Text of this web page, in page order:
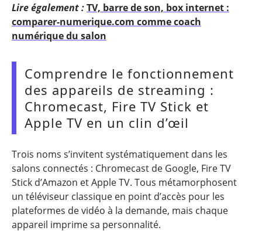
Lire également :TV, barre de son, box internet :
comparer-numerique.com comme coach
numérique du salon
Comprendre le fonctionnement
des appareils de streaming :
Chromecast, Fire TV Stick et
Apple TV en un clin d’œil
Trois noms s’invitent systématiquement dans les
salons connectés : Chromecast de Google, Fire TV
Stick d’Amazon et Apple TV. Tous métamorphosent
un téléviseur classique en point d’accès pour les
plateformes de vidéo à la demande, mais chaque
appareil imprime sa personnalité.